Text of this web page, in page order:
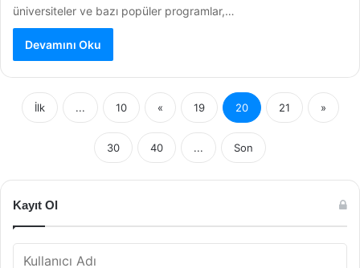
üniversiteler ve bazı popüler programlar,…
Devamını Oku
İlk ... 10 « 19 20 21 »
30 40 ... Son
Kayıt Ol